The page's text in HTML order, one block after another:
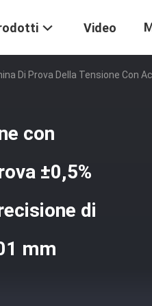
Video
Di Prova Della Tensione Con
con
±0,5%
di
mm